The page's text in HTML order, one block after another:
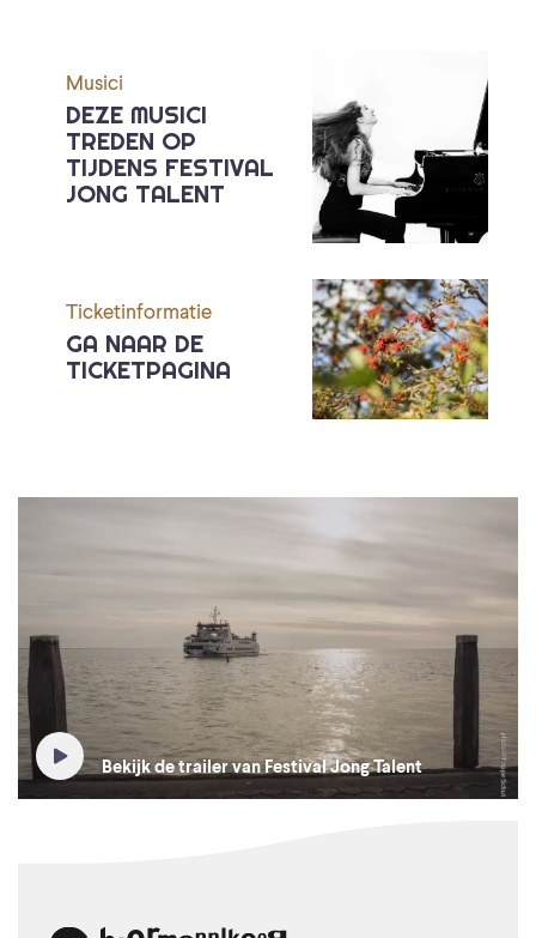
Musici
DEZE MUSICI
TREDEN OP
TIJDENS FESTIVAL
JONG TALENT
Ticketinformatie
GA NAAR DE
TICKETPAGINA
Bekijk de trailer van Festival Jong Talent